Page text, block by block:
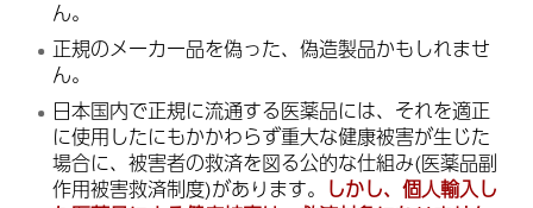
ん。
正規のメーカー品を偽った、偽造製品かもしれませ
ん。
日本国内で正規に流通する医薬品には、それを適正
に使用したにもかかわらず重大な健康被害が生じた
場合に、被害者の救済を図る公的な仕組み(医薬品副
作用被害救済制度)があります。 しかし、個人輸入し